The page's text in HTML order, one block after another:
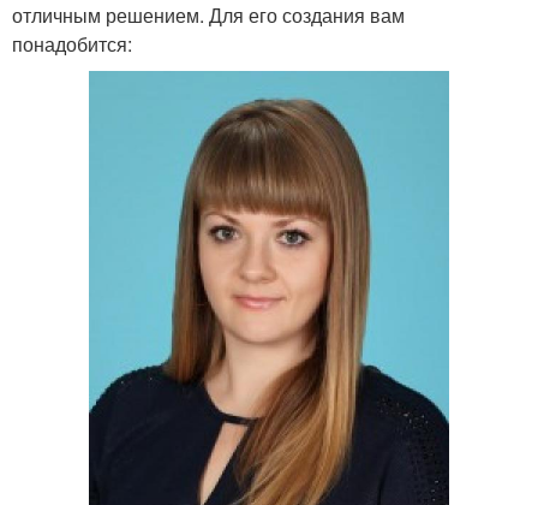
отличным решением. Для его создания вам
понадобится: